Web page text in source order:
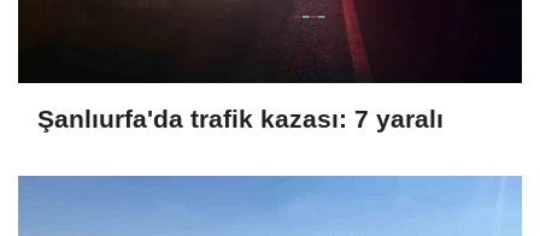
Şanlıurfa'da trafik kazası: 7 yaralı